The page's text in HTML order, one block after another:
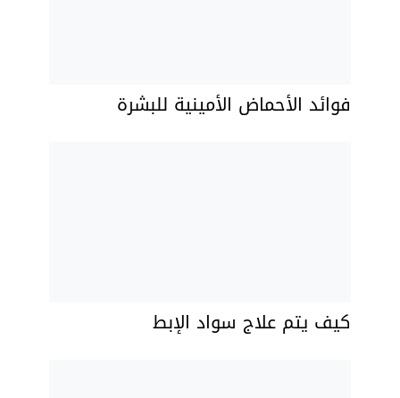
فوائد الأحماض الأمينية للبشرة
كيف يتم علاج سواد الإبط